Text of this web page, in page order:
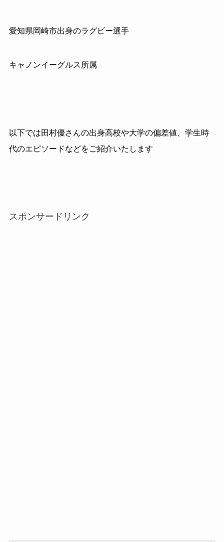
愛知県岡崎市出身のラグビー選手
キャノンイーグルス所属
以下では田村優さんの出身高校や大学の偏差値、学生時
代のエピソードなどをご紹介いたします
スポンサードリンク